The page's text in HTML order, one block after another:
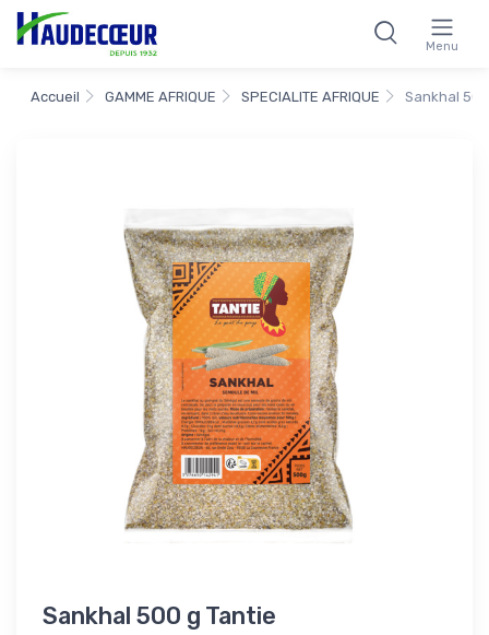
Menu
Accueil GAMME AFRIQUE SPECIALITE AFRIQUE Sankhal
Sankhal 500 g Tantie